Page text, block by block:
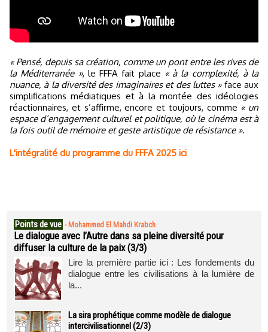
« Pensé, depuis sa création, comme un pont entre les rives de
la Méditerranée », le FFFA fait place « à la complexité, à la
nuance, à la diversité des imaginaires et des luttes »face aux
simplifications médiatiques et à la montée des idéologies
réactionnaires, et s’affirme, encore et toujours, comme « un
espace d’engagement culturel et politique, où le cinéma est à
la fois outil de mémoire et geste artistique de résistance ».
L'intégralité du programme du FFFA 2025 ici
Points de vue - Mohammed El Mahdi Krabch
Le dialogue avec l’Autre dans sa pleine diversité pour
diffuser la culture de la paix (3/3)
Lire la première partie ici : Les fondements du
dialogue entre les civilisations à la lumière de
la...
La sira prophétique comme modèle de dialogue
intercivilisationnel (2/3)